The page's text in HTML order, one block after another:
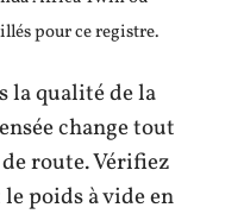
pour ce registre.
la qualité de la
change tout
route. Vérifiez
poids à vide en